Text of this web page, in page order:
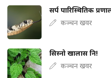
सर्प पारिस्थितिक
कञ्चन खवर
सिस्नो खालास नि!
कञ्चन खवर